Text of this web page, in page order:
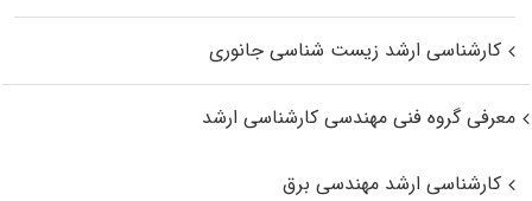
کارشناسی ارشد زیست‌ شناسی جانوری
معرفی گروه فنی مهندسی کارشناسی ارشد
کارشناسی ارشد مهندسی برق